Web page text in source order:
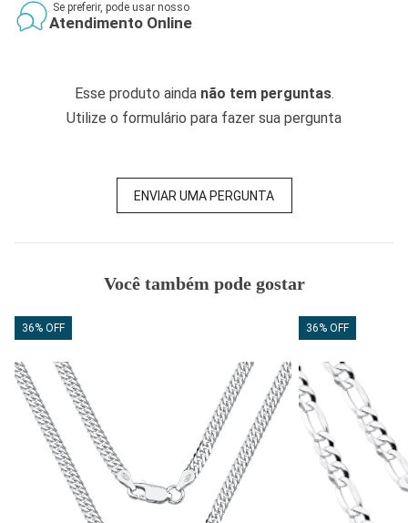
Se preferir, pode usar nosso
Atendimento Online
Esse produto ainda não tem perguntas.
Utilize o formulário para fazer sua pergunta
ENVIAR UMA PERGUNTA
Você também pode gostar
36% OFF 36% OFF